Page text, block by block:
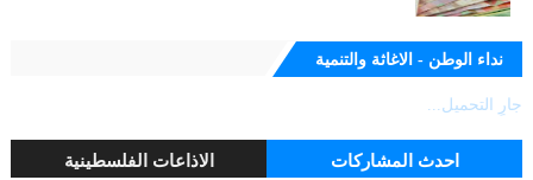
نداء الوطن - الاغاثة والتنمية
جارٍ التحميل...
احدث المشاركات الاذاعات الفلسطينية